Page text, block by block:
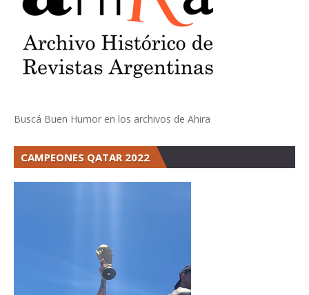
Buscá Buen Humor en los archivos de Ahira
CAMPEONES QATAR 2022